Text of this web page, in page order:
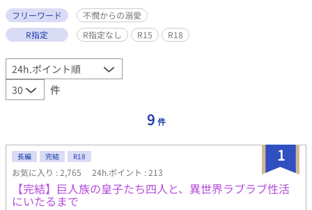
フリーワード
不憫からの溺愛
R指定
R指定なし R15 R18
件
9 件
1
長編 完結 R18
お気に入り : 2,765 24h.ポイント : 213
【完結】巨人族の皇子たち四人と、異世界ラブラブ性活
にいたるまで